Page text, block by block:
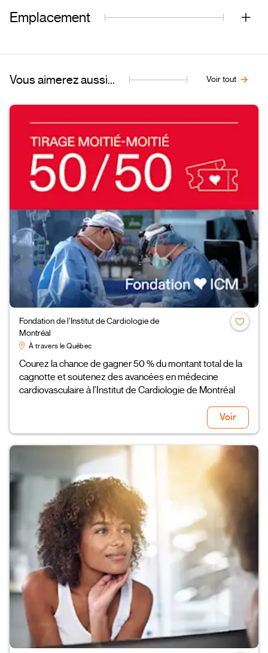
Emplacement
Vous aimerez aussi... Voir tout
Fondation de l’Institut de Cardiologie de
Montréal
À travers le Québec
Courez la chance de gagner 50 % du montant total de la
cagnotte et soutenez des avancées en médecine
cardiovasculaire à l'Institut de Cardiologie de Montréal
Voir